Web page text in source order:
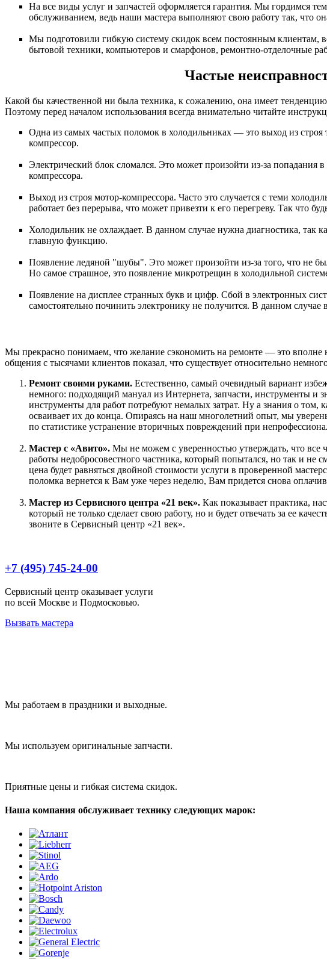
На все виды услуг и запчастей оформляется гарантия. Мы гордимся
обслуживанием, ведь наши мастера выполняют свою работу так, что
Мы подготовили гибкую систему скидок всем постоянным клиентам,
бытовой техники, компьютеров и смарфонов, ремонтно-отделочные
Частые
Какой бы качественной ни была техника, к сожалению, она имеет
Поэтому перед началом использования всегда внимательно читайте
Одна из самых частых поломок в холодильниках — это выход из строя
компрессор.
Электрический блок сломался. Это может произойти из-за попадания
компрессора.
Выход из строя мотор-компрессора. Часто это случается с теми
работает без перерыва, что может привезти к его перегреву. Так что
Холодильник не охлаждает. В данном случае нужна диагностика, так
главную функцию.
Появление ледяной "шубы". Это может произойти из-за того, что не
Но самое страшное, это появление микротрещин в холодильной
Появление на дисплее странных букв и цифр. Сбой в электронных
самостоятельно починить электронику не получится. В данном
Мы прекрасно понимаем, что желание сэкономить на ремонте — это
общения с тысячами клиентов показал, что существует относительно
Ремонт своими руками. Естественно, самый очевидный вариант
немного: подходящий мануал из Интернета, запчасти, инструменты
инструменты для работ потребуют немалых затрат. Ну а знания о
осваивает их до конца. Опираясь на наш многолетний опыт, мы
по статистике устранение вторичных повреждений при
Мастер с «Авито». Мы не можем с уверенностью утверждать, что все
работы недобросовестного частника, который попытался, но так и не
цена будет равняться двойной стоимости услуги в проверенной
поломка вернется к Вам уже через неделю, Вам придется снова
Мастер из Сервисного центра «21 век». Как показывает практика,
который не только сделает свою работу, но и будет отвечать за ее
звоните в Сервисный центр «21 век».
+7 (495) 745-24-00
Сервисный центр оказывает услуги
по всей Москве и Подмосковью.
Вызвать мастера
Мы работаем в праздники и выходные.
Мы используем оригинальные запчасти.
Приятные цены и гибкая система скидок.
Наша компания обслуживает технику следующих марок: